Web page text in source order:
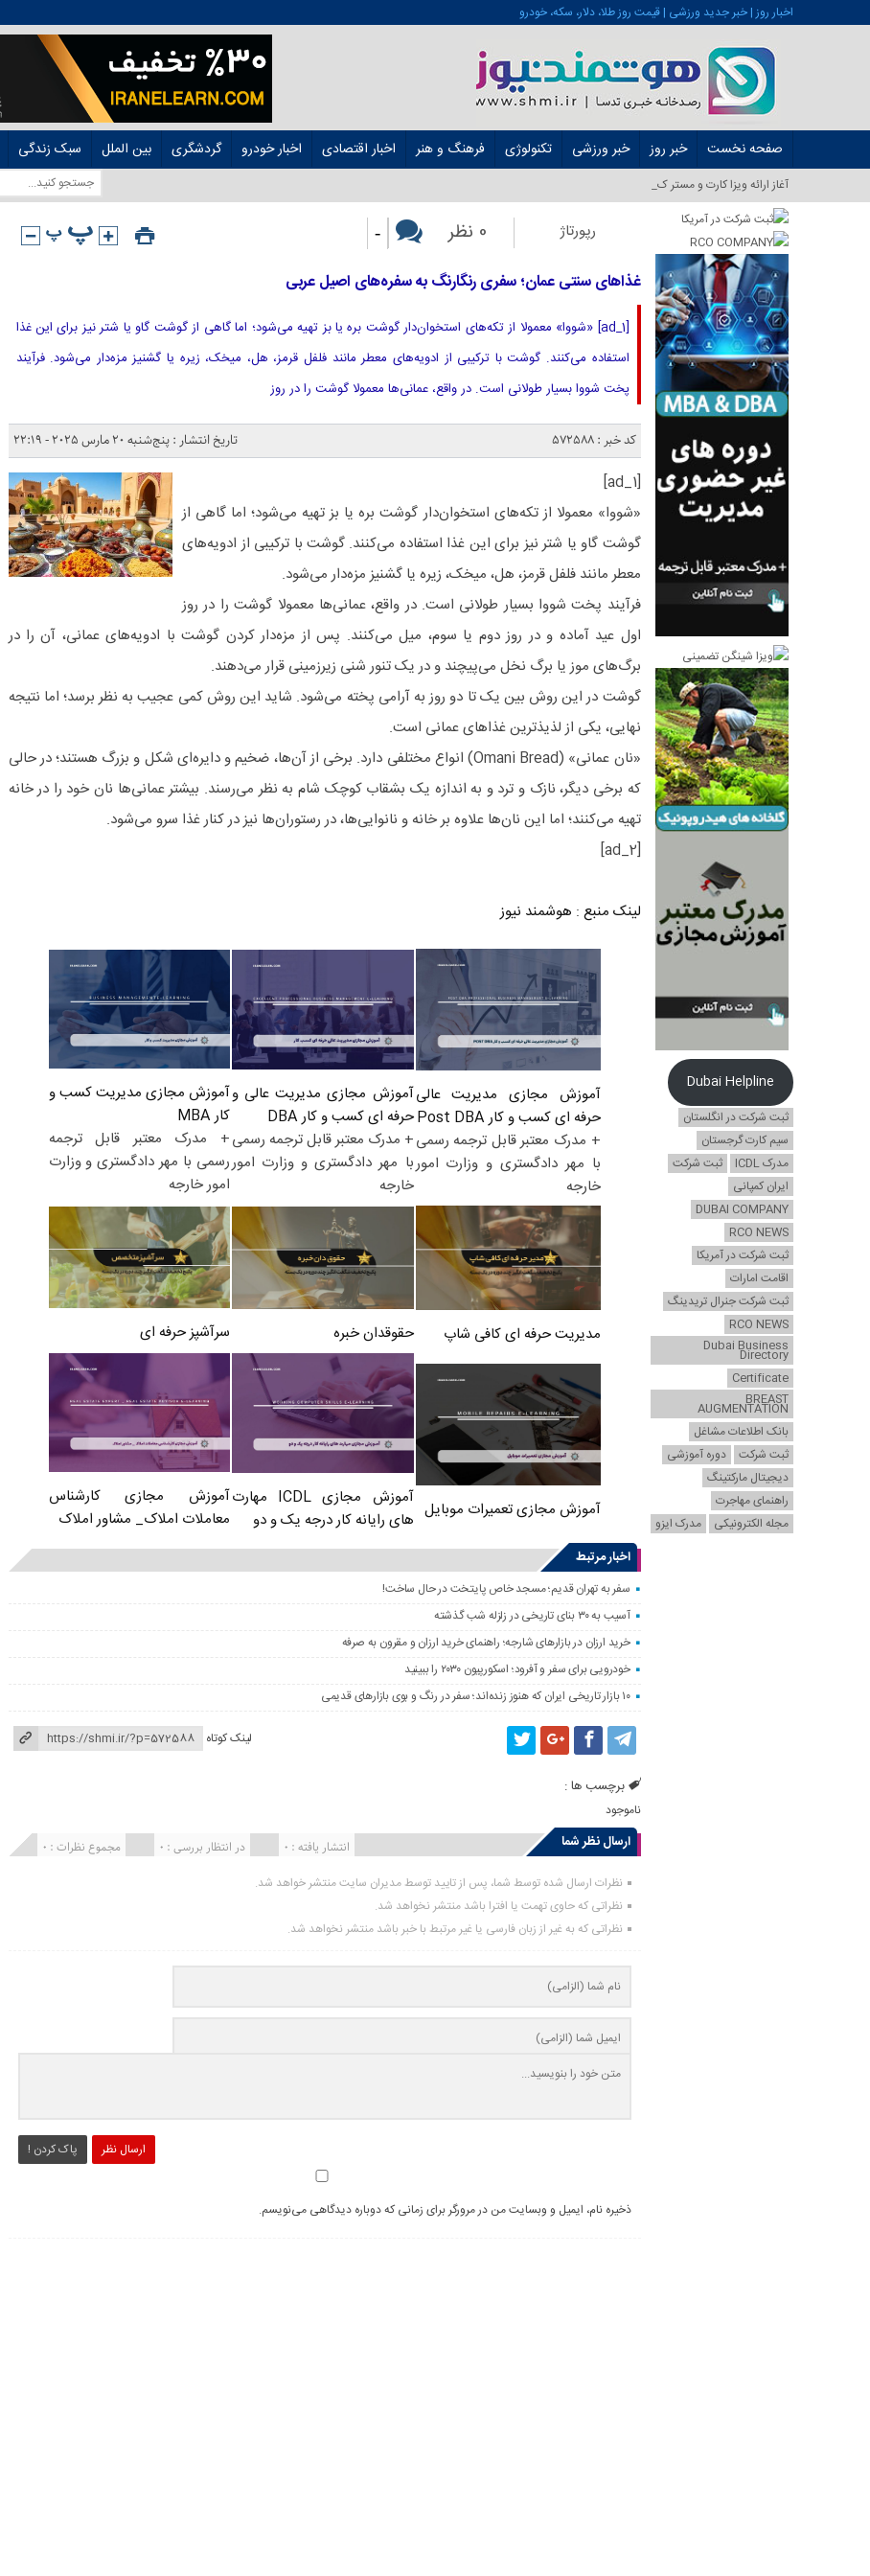
اخبار روز | خبر جدید ورزشی | قیمت روز طلا، دلار، سکه، خودرو
صفحه نخست خبر روز خبر ورزشی تکنولوژی فرهنگ و هنر اخبار اقتصادی اخبار خودرو گردشگری بین الملل سبک زندگی
آغاز ارائه ویزا کارت و مستر کارت در ایران_
رپورتاژ 0 نظر -
غذاهای سنتی عمان؛ سفری رنگارنگ به سفره‌های اصیل عربی
[ad_1] «شووا» معمولا از تکه‌های استخوان‌دار گوشت بره یا بز تهیه می‌شود؛ اما گاهی از گوشت گاو یا شتر نیز برای این غذا
استفاده می‌کنند. گوشت با ترکیبی از ادویه‌های معطر مانند فلفل قرمز، هل، میخک، زیره یا گشنیز مزه‌دار می‌شود. فرآیند
پخت شووا بسیار طولانی است. در واقع، عمانی‌ها معمولا گوشت را در روز
کد خبر : 572588 تاریخ انتشار : پنج‌شنبه 20 مارس 2025 - 22:19
[ad_1]
«شووا» معمولا از تکه‌های استخوان‌دار گوشت بره یا بز تهیه می‌شود؛ اما گاهی از
گوشت گاو یا شتر نیز برای این غذا استفاده می‌کنند. گوشت با ترکیبی از ادویه‌های
معطر مانند فلفل قرمز، هل، میخک، زیره یا گشنیز مزه‌دار می‌شود.
فرآیند پخت شووا بسیار طولانی است. در واقع، عمانی‌ها معمولا گوشت را در روز
اول عید آماده و در روز دوم یا سوم، میل می‌کنند. پس از مزه‌دار کردن گوشت با ادویه‌های عمانی، آن را در
برگ‌های موز یا برگ نخل می‌پیچند و در یک تنور شنی زیرزمینی قرار می‌دهند.
گوشت در این روش بین یک تا دو روز به آرامی پخته می‌شود. شاید این روش کمی عجیب به نظر برسد؛ اما نتیجه
نهایی، یکی از لذیذترین غذاهای عمانی است.
«نان عمانی» (Omani Bread) انواع مختلفی دارد. برخی از آن‌ها، ضخیم و دایره‌ای شکل و بزرگ هستند؛ در حالی
که برخی دیگر، نازک و ترد و به اندازه یک بشقاب کوچک شام به نظر می‌رسند. بیشتر عمانی‌ها نان خود را در خانه
تهیه می‌کنند؛ اما این نان‌ها علاوه بر خانه و نانوایی‌ها، در رستوران‌ها نیز در کنار غذا سرو می‌شود.
[ad_2]
لینک منبع : هوشمند نیوز
آموزش مجازی مدیریت عالی
حرفه ای کسب و کار Post DBA
+ مدرک معتبر قابل ترجمه رسمی
با مهر دادگستری و وزارت امور
خارجه
آموزش مجازی مدیریت عالی و
حرفه ای کسب و کار DBA
+ مدرک معتبر قابل ترجمه رسمی
با مهر دادگستری و وزارت امور
خارجه
آموزش مجازی مدیریت کسب و
کار MBA
+ مدرک معتبر قابل ترجمه
رسمی با مهر دادگستری و وزارت
امور خارجه
مدیریت حرفه ای کافی شاپ حقوقدان خبره سرآشپز حرفه ای
آموزش مجازی تعمیرات موبایل
آموزش مجازی ICDL مهارت
های رایانه کار درجه یک و دو
آموزش مجازی کارشناس
معاملات املاک_ مشاور املاک
اخبار مرتبط
سفر به تهران قدیم؛ مسجد خاص پایتخت در حال ساخت!
آسیب به ۳۰ بنای تاریخی در زلزله شب گذشته
خرید ارزان در بازارهای شارجه؛ راهنمای خرید ارزان و مقرون به صرفه
خودرویی برای سفر و آفرود؛ اسکورپیون ۲۰۳۰ را ببینید
۱۰ بازار تاریخی ایران که هنوز زنده‌اند؛ سفر در رنگ و بوی بازارهای قدیمی
لینک کوتاه
برچسب ها :
ناموجود
ارسال نظر شما مجموع نظرات : 0 در انتظار بررسی : 0 انتشار یافته : 0
نظرات ارسال شده توسط شما، پس از تایید توسط مدیران سایت منتشر خواهد شد.
نظراتی که حاوی تهمت یا افترا باشد منتشر نخواهد شد.
نظراتی که به غیر از زبان فارسی یا غیر مرتبط با خبر باشد منتشر نخواهد شد.
ارسال نظر پاک کردن !
ذخیره نام، ایمیل و وبسایت من در مرورگر برای زمانی که دوباره دیدگاهی می‌نویسم.
Dubai Helpline
ثبت شرکت در انگلستان
سیم کارت گرجستان
مدرک ICDL
ثبت شرکت
ایران کمپانی
DUBAI COMPANY
RCO NEWS
ثبت شرکت در آمریکا
اقامت امارات
ثبت شرکت جنرال تریدینگ
RCO NEWS
Dubai Business
Directory
Certificate
BREAST
AUGMENTATION
بانک اطلاعات مشاغل
ثبت شرکت
دوره آموزشی
دیجیتال مارکتینگ
راهنمای مهاجرت
مجله الکترونیکی
مدرک ایزو